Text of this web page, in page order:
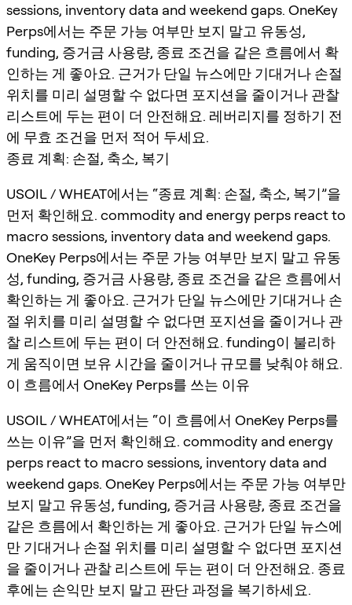
sessions, inventory data and weekend gaps. OneKey
Perps에서는 주문 가능 여부만 보지 말고 유동성,
funding, 증거금 사용량, 종료 조건을 같은 흐름에서 확
인하는 게 좋아요. 근거가 단일 뉴스에만 기대거나 손절
위치를 미리 설명할 수 없다면 포지션을 줄이거나 관찰
리스트에 두는 편이 더 안전해요. 레버리지를 정하기 전
에 무효 조건을 먼저 적어 두세요.
종료 계획: 손절, 축소, 복기
USOIL / WHEAT에서는 “종료 계획: 손절, 축소, 복기”을
먼저 확인해요. commodity and energy perps react to
macro sessions, inventory data and weekend gaps.
OneKey Perps에서는 주문 가능 여부만 보지 말고 유동
성, funding, 증거금 사용량, 종료 조건을 같은 흐름에서
확인하는 게 좋아요. 근거가 단일 뉴스에만 기대거나 손
절 위치를 미리 설명할 수 없다면 포지션을 줄이거나 관
찰 리스트에 두는 편이 더 안전해요. funding이 불리하
게 움직이면 보유 시간을 줄이거나 규모를 낮춰야 해요.
이 흐름에서 OneKey Perps를 쓰는 이유
USOIL / WHEAT에서는 “이 흐름에서 OneKey Perps를
쓰는 이유”을 먼저 확인해요. commodity and energy
perps react to macro sessions, inventory data and
weekend gaps. OneKey Perps에서는 주문 가능 여부만
보지 말고 유동성, funding, 증거금 사용량, 종료 조건을
같은 흐름에서 확인하는 게 좋아요. 근거가 단일 뉴스에
만 기대거나 손절 위치를 미리 설명할 수 없다면 포지션
을 줄이거나 관찰 리스트에 두는 편이 더 안전해요. 종료
후에는 손익만 보지 말고 판단 과정을 복기하세요.